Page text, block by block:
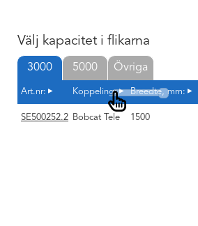
Välj kapacitet i flikarna
3000
Art.nr: Koppeling: Breedte, mm:
SE500252.2 Bobcat Tele 1500
5000 Övriga